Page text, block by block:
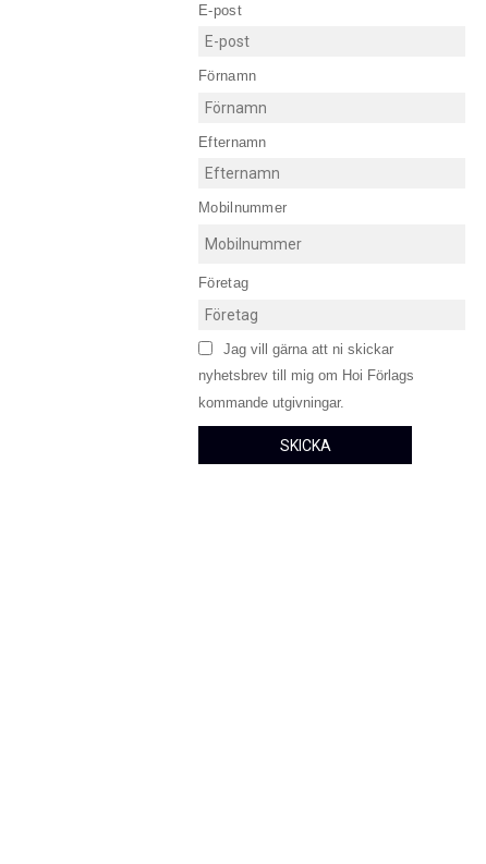
E-post
Förnamn
Efternamn
Mobilnummer
Företag
Jag vill gärna att ni skickar
nyhetsbrev till mig om Hoi Förlags
kommande utgivningar.
SKICKA